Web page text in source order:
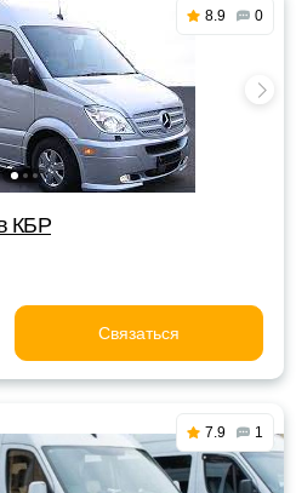
8.9 0
КБР
Связаться
7.9 1